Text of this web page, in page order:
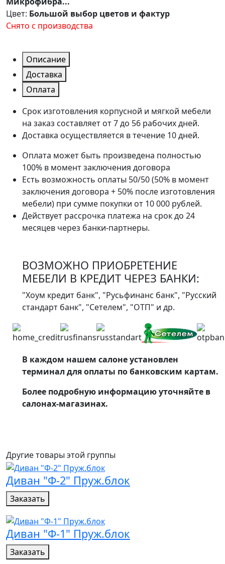
Цвет: Большой выбор цветов и фактур
Снято с производства
Описание
Доставка
Оплата
Срок изготовления корпусной и мягкой мебели
на заказ составляет от 7 до 56 рабочих дней.
Доставка осуществляется в течение 10 дней.
Оплата может быть произведена полностью
100% в момент заключения договора
Есть возможность оплаты 50/50 (50% в момент
заключения договора + 50% после изготовления
мебели) при сумме покупки от 10 000 рублей.
Действует рассрочка платежа на срок до 24
месяцев через банки-партнеры.
ВОЗМОЖНО ПРИОБРЕТЕНИЕ
МЕБЕЛИ В КРЕДИТ ЧЕРЕЗ БАНКИ:
"Хоум кредит банк", "Русьфинанс банк", "Русский
стандарт банк", "Сетелем", "ОТП" и др.
В каждом нашем салоне установлен
терминал для оплаты по банковским картам.
Более подробную информацию уточняйте в
салонах-магазинах.
Другие товары этой группы
Диван "Ф-2" Пруж.блок
Заказать
Диван "Ф-1" Пруж.блок
Заказать